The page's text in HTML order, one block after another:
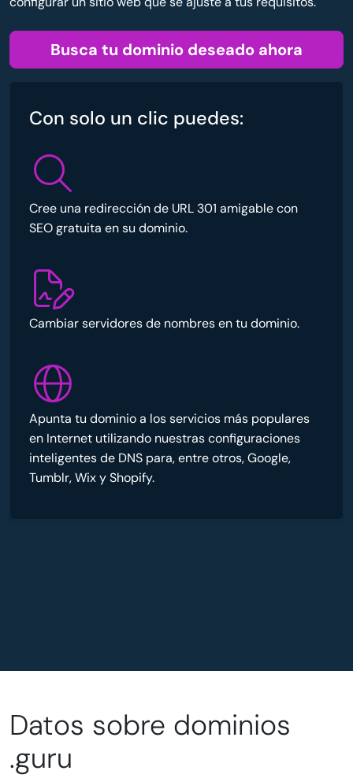
Busca tu dominio deseado ahora
Con solo un clic puedes:
Cree una redirección de URL 301 amigable con
SEO gratuita en su dominio.
Cambiar servidores de nombres en tu dominio.
Apunta tu dominio a los servicios más populares
en Internet utilizando nuestras configuraciones
inteligentes de DNS para, entre otros, Google,
Tumblr, Wix y Shopify.
Datos sobre dominios
.guru